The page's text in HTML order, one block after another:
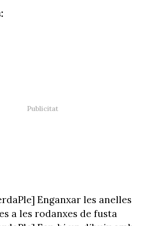
Enganxar les anelles
a les rodanxes de fusta